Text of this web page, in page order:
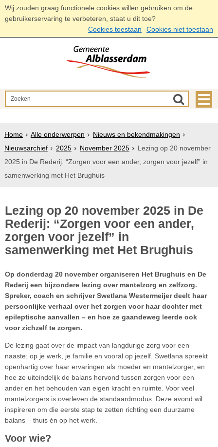
Wij zouden graag functionele cookies willen gebruiken om de
gebruikerservaring te verbeteren, staat u dit toe?
Cookies toestaan
Cookies niet toestaan
Home Alle onderwerpen
Nieuws en bekendmakingen
Nieuwsarchief
2025 November 2025
Lezing op 20 november
2025 in De Rederij: “Zorgen voor een ander, zorgen voor jezelf” in
samenwerking met Het Brughuis
Lezing op 20 november 2025 in De
Rederij: “Zorgen voor een ander,
zorgen voor jezelf” in
samenwerking met Het Brughuis
Op donderdag 20 november organiseren Het Brughuis en De
Rederij een bijzondere lezing over mantelzorg en zelfzorg.
Spreker, coach en schrijver Swetlana Westermeijer deelt haar
persoonlijke verhaal over het zorgen voor haar dochter met
epileptische aanvallen – en hoe ze gaandeweg leerde ook
voor zichzelf te zorgen.
De lezing gaat over de impact van langdurige zorg voor een
naaste: op je werk, je familie en vooral op jezelf. Swetlana spreekt
openhartig over haar ervaringen als moeder en mantelzorger, en
hoe ze uiteindelijk de balans hervond tussen zorgen voor een
ander en het behouden van eigen kracht en ruimte. Voor veel
mantelzorgers is overleven de standaardmodus. Deze avond wil
inspireren om die eerste stap te zetten richting een duurzame
balans – thuis én op het werk.
Voor wie?